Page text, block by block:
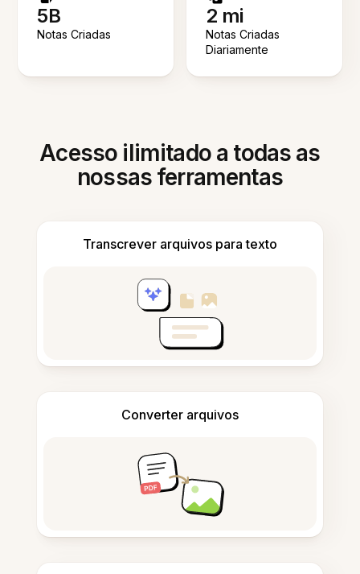
5B
Notas Criadas
2 mi
Notas Criadas
Diariamente
Acesso ilimitado a todas as
nossas ferramentas
Transcrever arquivos para texto
Converter arquivos